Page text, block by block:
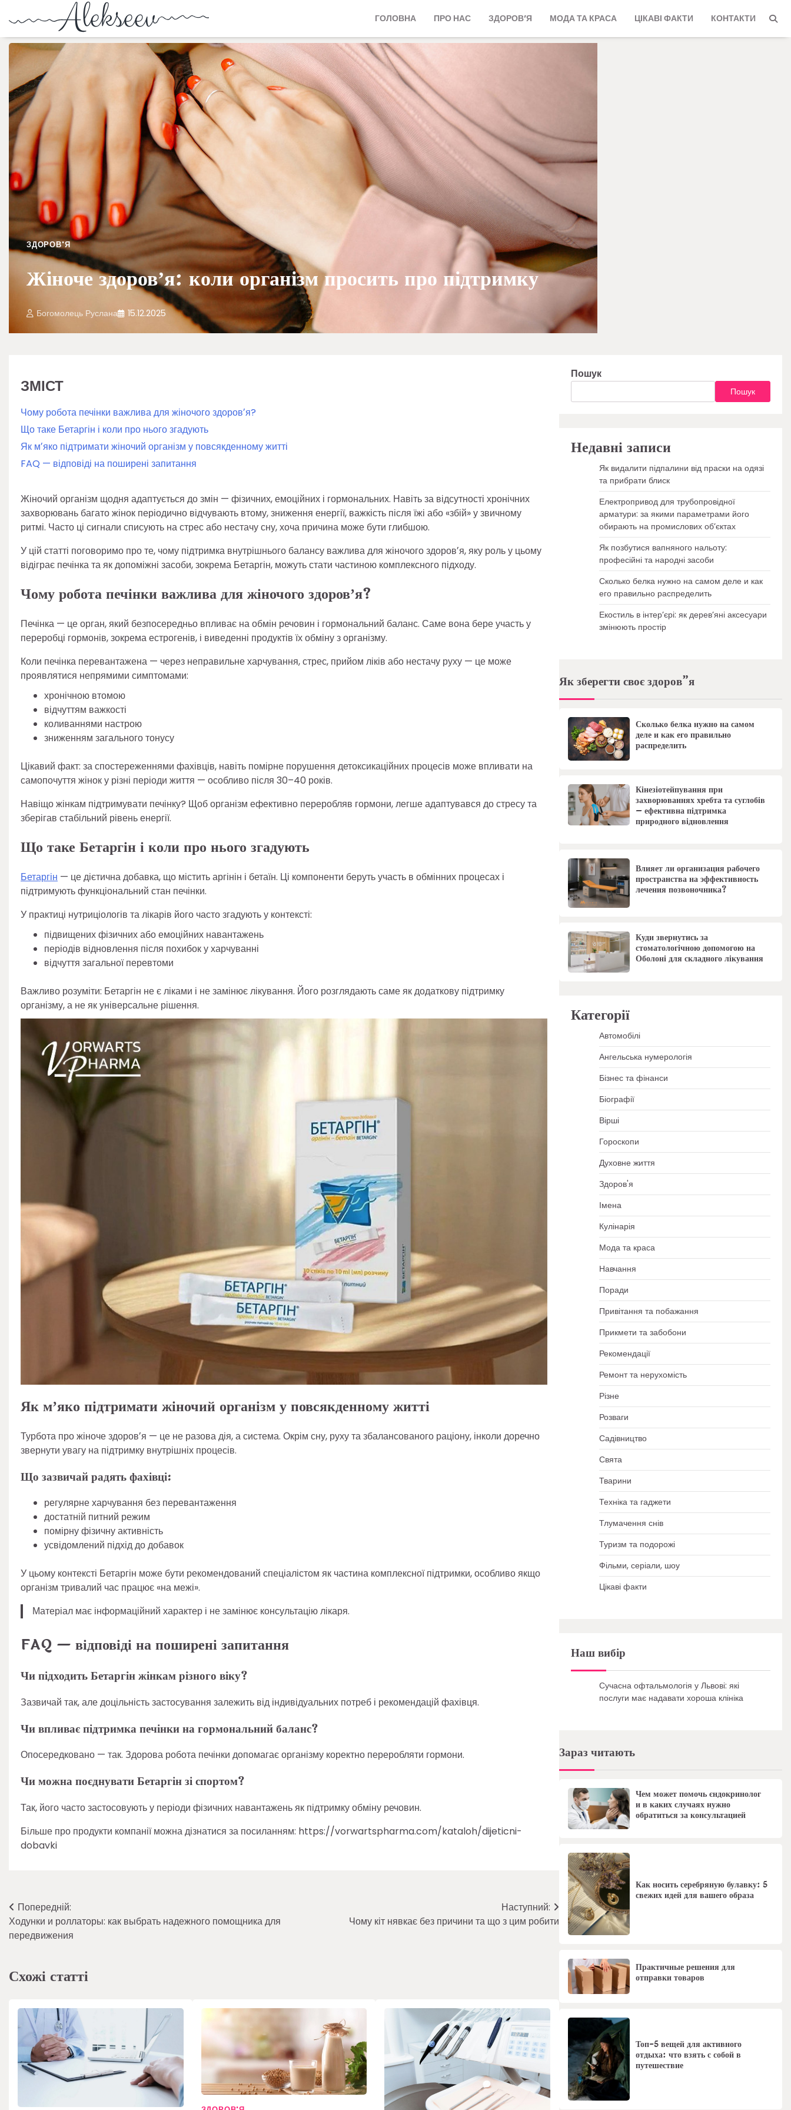
ГОЛОВНА ПРО НАС ЗДОРОВ’Я МОДА ТА КРАСА ЦІКАВІ ФАКТИ КОНТАКТИ
ЗДОРОВ'Я
Жіноче здоровʼя: коли організм просить про підтримку
Богомолець Руслана 15.12.2025
ЗМІСТ
Чому робота печінки важлива для жіночого здоровʼя?
Що таке Бетаргін і коли про нього згадують
Як мʼяко підтримати жіночий організм у повсякденному житті
FAQ — відповіді на поширені запитання
Жіночий організм щодня адаптується до змін — фізичних, емоційних і гормональних. Навіть за відсутності хронічних
захворювань багато жінок періодично відчувають втому, зниження енергії, важкість після їжі або «збій» у звичному
ритмі. Часто ці сигнали списують на стрес або нестачу сну, хоча причина може бути глибшою.
У цій статті поговоримо про те, чому підтримка внутрішнього балансу важлива для жіночого здоровʼя, яку роль у цьому
відіграє печінка та як допоміжні засоби, зокрема Бетаргін, можуть стати частиною комплексного підходу.
Чому робота печінки важлива для жіночого здоровʼя?
Печінка — це орган, який безпосередньо впливає на обмін речовин і гормональний баланс. Саме вона бере участь у
переробці гормонів, зокрема естрогенів, і виведенні продуктів їх обміну з організму.
Коли печінка перевантажена — через неправильне харчування, стрес, прийом ліків або нестачу руху — це може
проявлятися непрямими симптомами:
хронічною втомою
відчуттям важкості
коливаннями настрою
зниженням загального тонусу
Цікавий факт: за спостереженнями фахівців, навіть помірне порушення детоксикаційних процесів може впливати на
самопочуття жінок у різні періоди життя — особливо після 30–40 років.
Навіщо жінкам підтримувати печінку? Щоб організм ефективно переробляв гормони, легше адаптувався до стресу та
зберігав стабільний рівень енергії.
Що таке Бетаргін і коли про нього згадують
Бетаргін — це дієтична добавка, що містить аргінін і бетаїн. Ці компоненти беруть участь в обмінних процесах і
підтримують функціональний стан печінки.
У практиці нутриціологів та лікарів його часто згадують у контексті:
підвищених фізичних або емоційних навантажень
періодів відновлення після похибок у харчуванні
відчуття загальної перевтоми
Важливо розуміти: Бетаргін не є ліками і не замінює лікування. Його розглядають саме як додаткову підтримку
організму, а не як універсальне рішення.
Як мʼяко підтримати жіночий організм у повсякденному житті
Турбота про жіноче здоровʼя — це не разова дія, а система. Окрім сну, руху та збалансованого раціону, інколи доречно
звернути увагу на підтримку внутрішніх процесів.
Що зазвичай радять фахівці:
регулярне харчування без перевантаження
достатній питний режим
помірну фізичну активність
усвідомлений підхід до добавок
У цьому контексті Бетаргін може бути рекомендований спеціалістом як частина комплексної підтримки, особливо якщо
організм тривалий час працює «на межі».
Матеріал має інформаційний характер і не замінює консультацію лікаря.
FAQ — відповіді на поширені запитання
Чи підходить Бетаргін жінкам різного віку?
Зазвичай так, але доцільність застосування залежить від індивідуальних потреб і рекомендацій фахівця.
Чи впливає підтримка печінки на гормональний баланс?
Опосередковано — так. Здорова робота печінки допомагає організму коректно переробляти гормони.
Чи можна поєднувати Бетаргін зі спортом?
Так, його часто застосовують у періоди фізичних навантажень як підтримку обміну речовин.
Більше про продукти компанії можна дізнатися за посиланням: https://vorwartspharma.com/kataloh/dijeticni-
dobavki
Навігація
записів
Попередній:
Ходунки и роллаторы: как выбрать надежного помощника для
передвижения
Наступний:
Чому кіт нявкає без причини та що з цим робити
Схожі статті
Пошук
Пошук
Недавні записи
Як видалити підпалини від праски на одязі
та прибрати блиск
Електропривод для трубопровідної
арматури: за якими параметрами його
обирають на промислових об’єктах
Як позбутися вапняного нальоту:
професійні та народні засоби
Сколько белка нужно на самом деле и как
его правильно распределить
Екостиль в інтер’єрі: як дерев’яні аксесуари
змінюють простір
Як зберегти своє здоров”я
Сколько белка нужно на самом
деле и как его правильно
распределить
Кінезіотейпування при
захворюваннях хребта та суглобів
– ефективна підтримка
природного відновлення
Влияет ли организация рабочего
пространства на эффективность
лечения позвоночника?
Куди звернутись за
стоматологічною допомогою на
Оболоні для складного лікування
Категорії
Автомобілі
Ангельська нумерологія
Бізнес та фінанси
Біографії
Вірші
Гороскопи
Духовне життя
Здоров'я
Імена
Кулінарія
Мода та краса
Навчання
Поради
Привітання та побажання
Прикмети та забобони
Рекомендації
Ремонт та нерухомість
Різне
Розваги
Садівництво
Свята
Тварини
Техніка та гаджети
Тлумачення снів
Туризм та подорожі
Фільми, серіали, шоу
Цікаві факти
Наш вибір
Сучасна офтальмологія у Львові: які
послуги має надавати хороша клініка
Зараз читають
Чем может помочь єндокринолог
и в каких случаях нужно
обратиться за консультацией
Как носить серебряную булавку: 5
свежих идей для вашего образа
Практичные решения для
отправки товаров
Топ-5 вещей для активного
отдыха: что взять с собой в
путешествие